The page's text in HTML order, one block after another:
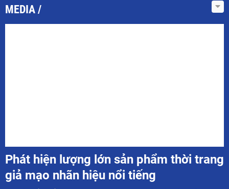
MEDIA
Phát hiện lượng lớn sản phẩm thời trang
giả mạo nhãn hiệu nổi tiếng